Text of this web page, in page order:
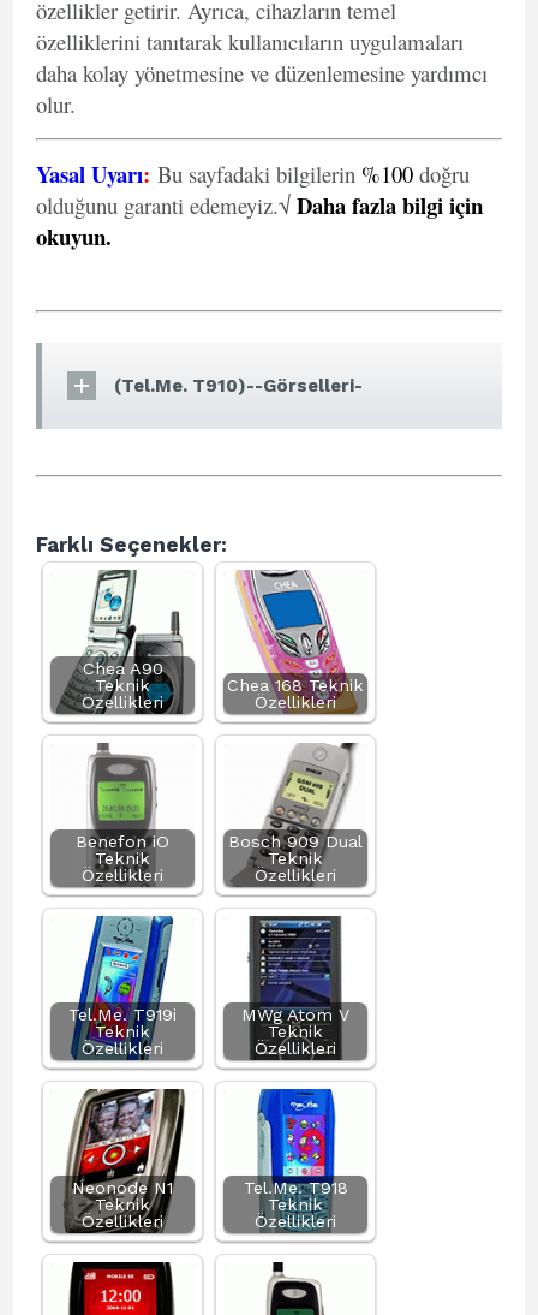
özellikler getirir. Ayrıca, cihazların temel
özelliklerini tanıtarak kullanıcıların uygulamaları
daha kolay yönetmesine ve düzenlemesine yardımcı
olur.
Yasal Uyarı: Bu sayfadaki bilgilerin %100 doğru
olduğunu garanti edemeyiz.√ Daha fazla bilgi için
okuyun.
(Tel.Me. T910)--Görselleri-
Farklı Seçenekler:
Chea A90
Teknik
Özellikleri
Chea 168 Teknik
Özellikleri
Benefon iO
Teknik
Özellikleri
Bosch 909 Dual
Teknik
Özellikleri
Tel.Me. T919i
Teknik
Özellikleri
MWg Atom V
Teknik
Özellikleri
Neonode N1
Teknik
Özellikleri
Tel.Me. T918
Teknik
Özellikleri